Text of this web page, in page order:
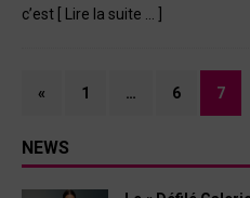
c’est
[ Lire la suite … ]
« 1 … 6 7
NEWS